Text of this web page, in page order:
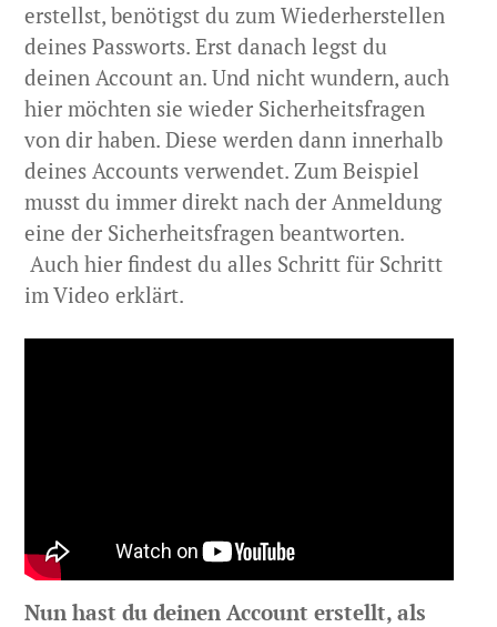
erstellst, benötigst du zum Wiederherstellen
deines Passworts. Erst danach legst du
deinen Account an. Und nicht wundern, auch
hier möchten sie wieder Sicherheitsfragen
von dir haben. Diese werden dann innerhalb
deines Accounts verwendet. Zum Beispiel
musst du immer direkt nach der Anmeldung
eine der Sicherheitsfragen beantworten.
Auch hier findest du alles Schritt für Schritt
im Video erklärt.
Nun hast du deinen Account erstellt, als